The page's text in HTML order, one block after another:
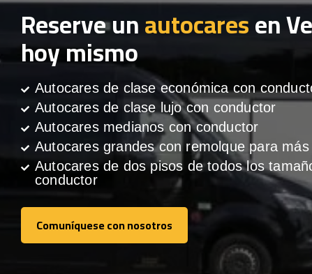
Reserve unautocaresen
hoy mismo
Autocares de clase económica con
Autocares de clase lujo con conductor
Autocares medianos con conductor
Autocares grandes con remolque para
Autocares de dos pisos de todos los
conductor
Comuníquese con nosotros
Comuníquese con nosotros